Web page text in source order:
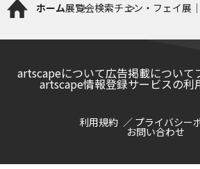
ホーム展覧会検索チェン・フェイ展
artscapeについて広告掲載について
artscape情報登録サービスの利
利用規約 プライバシー
お問い合わせ